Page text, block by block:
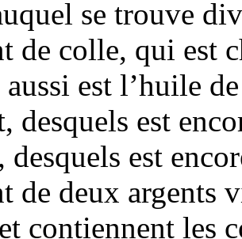
se trouve
de colle, qui est
aussi est l’huile
desquels est
est
de deux argents
contiennent les